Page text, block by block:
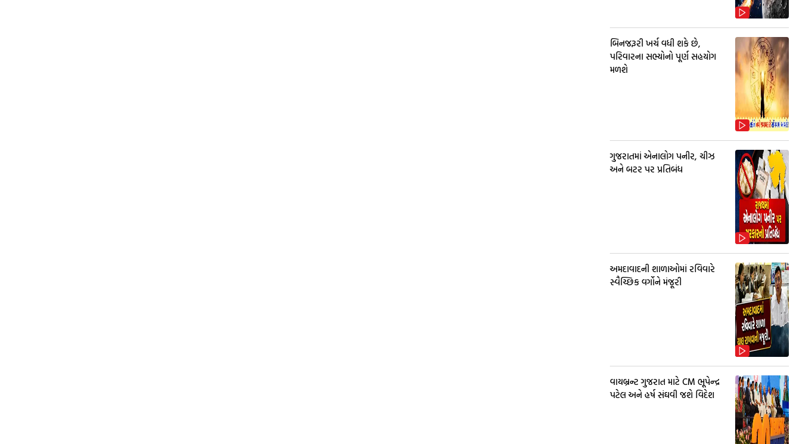
બિનજરૂરી ખર્ચ વધી શકે છે,
પરિવારના સભ્યોનો પૂર્ણ સહયોગ
મળશે
ગુજરાતમાં એનાલોગ પનીર, ચીઝ
અને બટર પર પ્રતિબંધ
અમદાવાદની શાળાઓમાં રવિવારે
સ્વૈચ્છિક વર્ગોને મંજૂરી
વાયબ્રન્ટ ગુજરાત માટે CM ભૂપેન્દ્ર
પટેલ અને હર્ષ સંઘવી જશે વિદેશ